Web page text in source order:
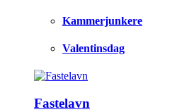
Kammerjunkere
Valentinsdag
Fastelavn